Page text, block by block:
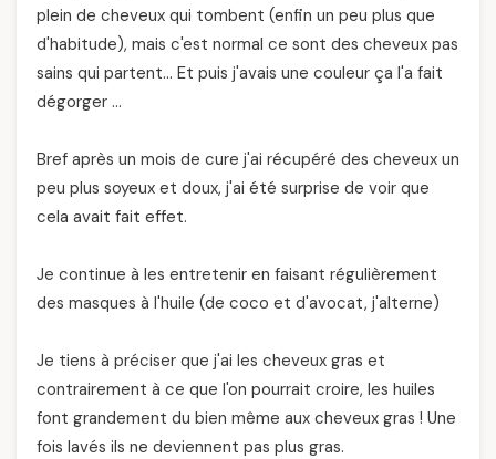
plein de cheveux qui tombent (enfin un peu plus que
d'habitude), mais c'est normal ce sont des cheveux pas
sains qui partent… Et puis j'avais une couleur ça l'a fait
dégorger …
Bref après un mois de cure j'ai récupéré des cheveux un
peu plus soyeux et doux, j'ai été surprise de voir que
cela avait fait effet.
Je continue à les entretenir en faisant régulièrement
des masques à l'huile (de coco et d'avocat, j'alterne)
Je tiens à préciser que j'ai les cheveux gras et
contrairement à ce que l'on pourrait croire, les huiles
font grandement du bien même aux cheveux gras ! Une
fois lavés ils ne deviennent pas plus gras.